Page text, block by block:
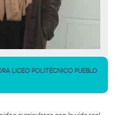
LICEO POLITÉCNICO PUEBLO